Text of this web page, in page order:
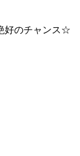
好のチャンス☆